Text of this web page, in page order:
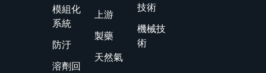
模組化
系統
防汙
溶劑回
上游
製藥
天然氣
技術
機械技
術